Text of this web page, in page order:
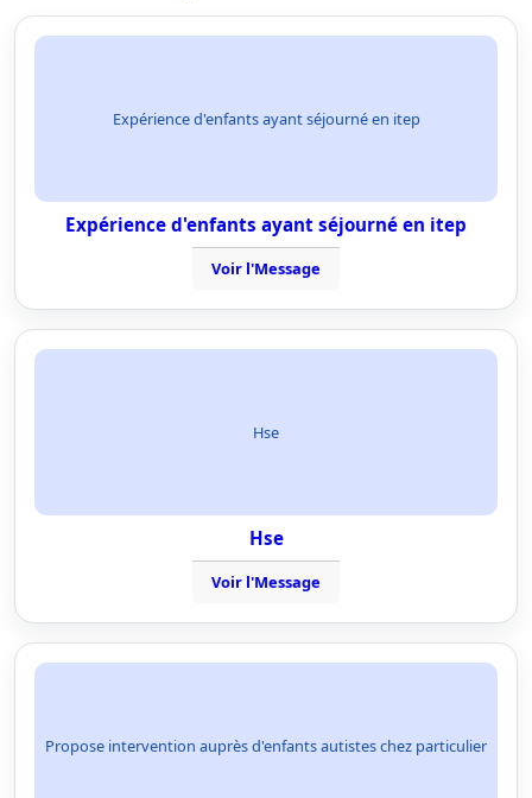
Expérience d'enfants ayant séjourné en itep
Expérience d'enfants ayant séjourné en itep
Voir l'Message
Hse
Hse
Voir l'Message
Propose intervention auprès d'enfants autistes chez particulier